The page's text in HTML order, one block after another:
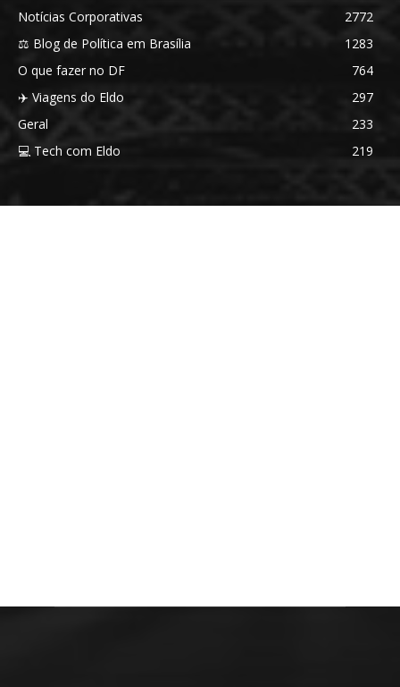
Notícias Corporativas
2772
⚖️ Blog de Política em Brasília
1283
O que fazer no DF
764
✈️ Viagens do Eldo
297
Geral
233
💻 Tech com Eldo
219